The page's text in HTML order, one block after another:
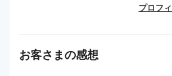
プロフ
お客さまの感想